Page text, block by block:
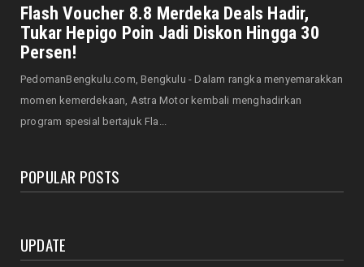
Honda CUV e: Motor Listrik Canggih, Penuh
Keunggulan dan Sia...
Servis Bukan Saat Rusak: Astra Motor
Bengkulu Ingatkan Penti...
August 07, 2026
Flash Voucher 8.8 Merdeka Deals Hadir,
Tukar Hepigo Poin Jadi Diskon Hingga 30
Persen!
PedomanBengkulu.com, Bengkulu - Dalam rangka menyemarakkan
momen kemerdekaan, Astra Motor kembali menghadirkan
program spesial bertajuk Fla...
POPULAR POSTS
UPDATE